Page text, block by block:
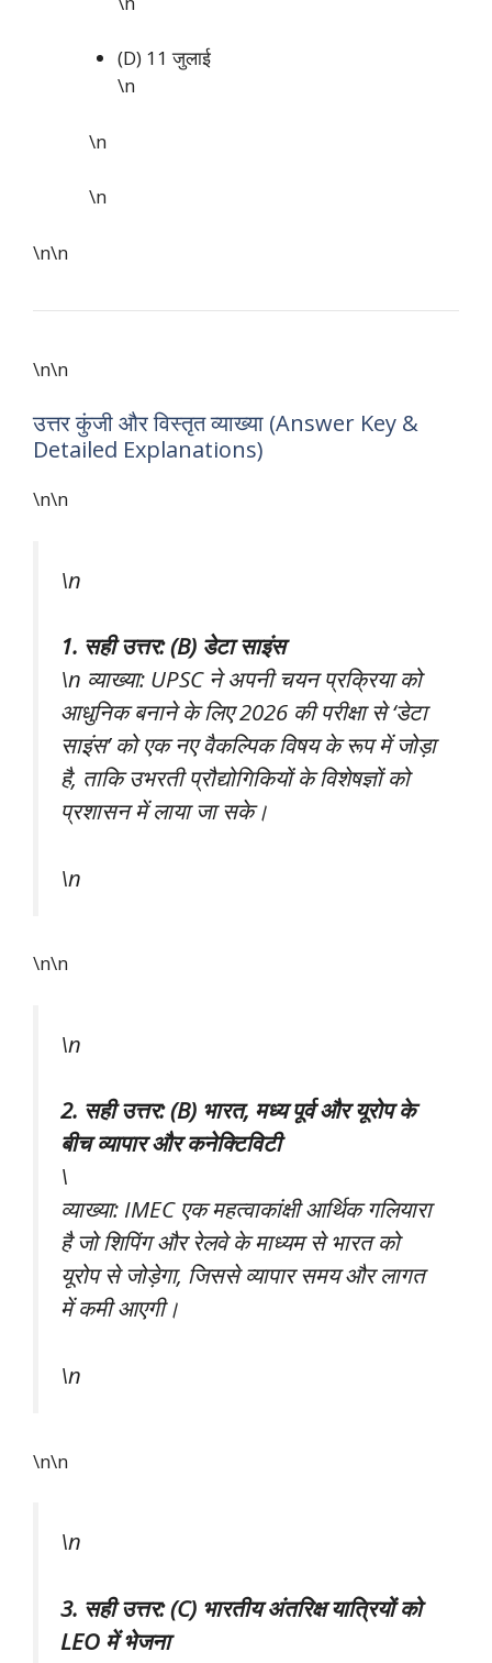
(D) 11 जुलाई
\n
\n
\n
\n\n
\n\n
उत्तर कुंजी और विस्तृत व्याख्या (Answer Key &
Detailed Explanations)
\n\n
\n
1. सही उत्तर: (B) डेटा साइंस
\n व्याख्या: UPSC ने अपनी चयन प्रक्रिया को
आधुनिक बनाने के लिए 2026 की परीक्षा से ‘डेटा
साइंस’ को एक नए वैकल्पिक विषय के रूप में जोड़ा
है, ताकि उभरती प्रौद्योगिकियों के विशेषज्ञों को
प्रशासन में लाया जा सके।
\n
\n\n
\n
2. सही उत्तर: (B) भारत, मध्य पूर्व और यूरोप के
बीच व्यापार और कनेक्टिविटी
\
व्याख्या: IMEC एक महत्वाकांक्षी आर्थिक गलियारा
है जो शिपिंग और रेलवे के माध्यम से भारत को
यूरोप से जोड़ेगा, जिससे व्यापार समय और लागत
में कमी आएगी।
\n
\n\n
\n
3. सही उत्तर: (C) भारतीय अंतरिक्ष यात्रियों को
LEO में भेजना